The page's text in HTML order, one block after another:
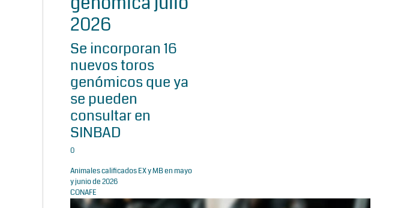
2026
Se incorporan 16
nuevos toros
genómicos que ya
se pueden
consultar en
SINBAD
0
Animales calificados EX y MB en mayo
y junio de 2026
CONAFE